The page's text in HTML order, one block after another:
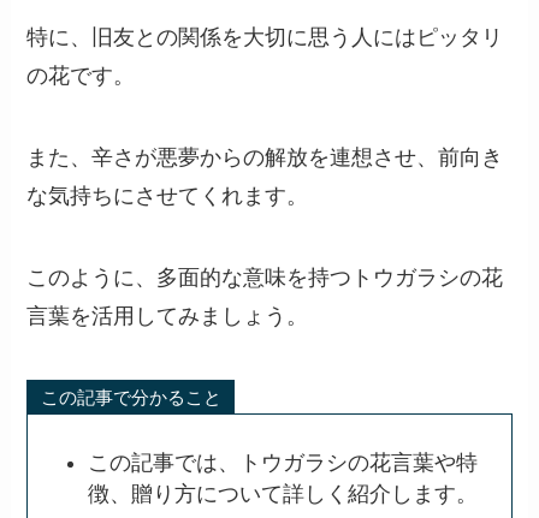
特に、旧友との関係を大切に思う人にはピッタリ
の花です。
また、辛さが悪夢からの解放を連想させ、前向き
な気持ちにさせてくれます。
このように、多面的な意味を持つトウガラシの花
言葉を活用してみましょう。
この記事で分かること
この記事では、トウガラシの花言葉や特
徴、贈り方について詳しく紹介します。